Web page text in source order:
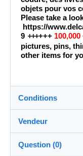
objets pour vos
Please take a
https://
9 ++++++ 100,000
pictures, pins,
other items for
Conditions
Destination :
Voir la liste des
Vendeur
Question (0)